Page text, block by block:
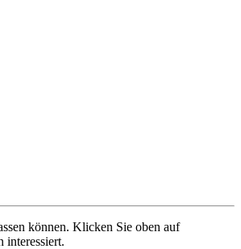
können. Klicken Sie oben auf
interessiert.